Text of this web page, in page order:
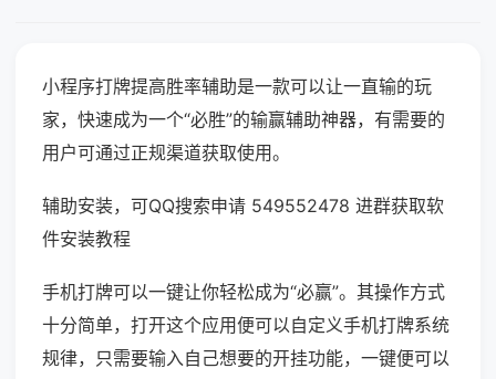
小程序打牌提高胜率辅助是一款可以让一直输的玩
家，快速成为一个“必胜”的输赢辅助神器，有需要的
用户可通过正规渠道获取使用。
辅助安装，可QQ搜索申请 549552478 进群获取软
件安装教程
手机打牌可以一键让你轻松成为“必赢”。其操作方式
十分简单，打开这个应用便可以自定义手机打牌系统
规律，只需要输入自己想要的开挂功能，一键便可以